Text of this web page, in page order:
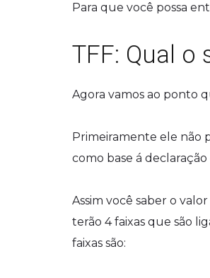
Para que você possa
TFF: Qual o
Agora vamos ao ponto
Primeiramente ele não
como base á
Assim você saber o
terão 4 faixas que são
faixas são: